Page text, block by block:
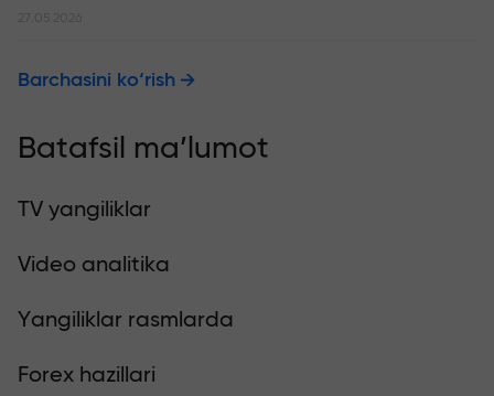
27.05.2026
Barchasini ko‘rish
Batafsil ma’lumot
TV yangiliklar
Video analitika
Yangiliklar rasmlarda
Forex hazillari